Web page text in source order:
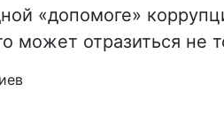
«допомоге»
может отразиться не